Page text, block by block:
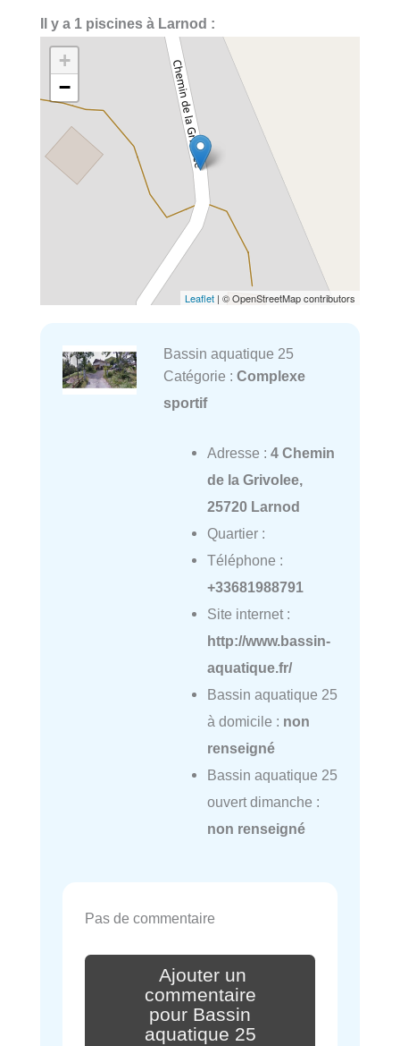
Il y a 1 piscines à Larnod :
+
−
Leaflet | © OpenStreetMap contributors
Bassin aquatique 25
Catégorie : Complexe
sportif
Adresse : 4 Chemin
de la Grivolee,
25720 Larnod
Quartier :
Téléphone :
+33681988791
Site internet :
http://www.bassin-
aquatique.fr/
Bassin aquatique 25
à domicile : non
renseigné
Bassin aquatique 25
ouvert dimanche :
non renseigné
Pas de commentaire
Ajouter un
commentaire
pour Bassin
aquatique 25